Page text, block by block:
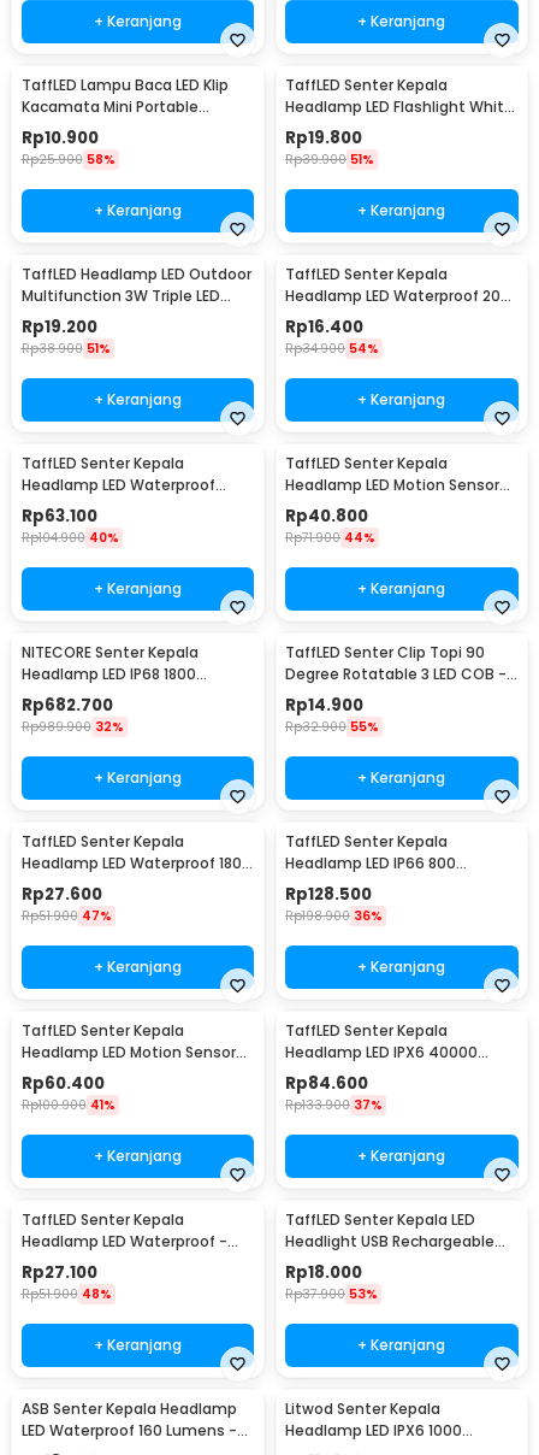
+ Keranjang + Keranjang
TaffLED Lampu Baca LED Klip
Kacamata Mini Portable
Glasses Light 1 PCS - ZMD00165
Rp10.900
Rp25.900 58%
+ Keranjang
TaffLED Senter Kepala
Headlamp LED Flashlight White
and Red Waterproof - W30
Rp19.800
Rp39.900 51%
+ Keranjang
TaffLED Headlamp LED Outdoor
Multifunction 3W Triple LED
IPX6 - GD63
Rp19.200
Rp38.900 51%
+ Keranjang
TaffLED Senter Kepala
Headlamp LED Waterproof 200
Lumens - HC10
Rp16.400
Rp34.900 54%
+ Keranjang
TaffLED Senter Kepala
Headlamp LED Waterproof
10000 Lumens - IHT425H1
Rp63.100
Rp104.900 40%
+ Keranjang
TaffLED Senter Kepala
Headlamp LED Motion Sensor
Waterproof 160 Lumens - HE30
Rp40.800
Rp71.900 44%
+ Keranjang
NITECORE Senter Kepala
Headlamp LED IP68 1800
Lumens - HC33
Rp682.700
Rp989.900 32%
+ Keranjang
TaffLED Senter Clip Topi 90
Degree Rotatable 3 LED COB -
3325
Rp14.900
Rp32.900 55%
+ Keranjang
TaffLED Senter Kepala
Headlamp LED Waterproof 180
Lumens - KX-1804
Rp27.600
Rp51.900 47%
+ Keranjang
TaffLED Senter Kepala
Headlamp LED IP66 800
Lumens - HP50
Rp128.500
Rp198.900 36%
+ Keranjang
TaffLED Senter Kepala
Headlamp LED Motion Sensor
IPX4 10000 Lumens - HE55
Rp60.400
Rp100.900 41%
+ Keranjang
TaffLED Senter Kepala
Headlamp LED IPX6 40000
Lumens - HP30
Rp84.600
Rp133.900 37%
+ Keranjang
TaffLED Senter Kepala
Headlamp LED Waterproof -
HE25
Rp27.100
Rp51.900 48%
+ Keranjang
TaffLED Senter Kepala LED
Headlight USB Rechargeable
Q5 COB - LE022
Rp18.000
Rp37.900 53%
+ Keranjang
ASB Senter Kepala Headlamp
LED Waterproof 160 Lumens -
Litwod Senter Kepala
Headlamp LED IPX6 1000